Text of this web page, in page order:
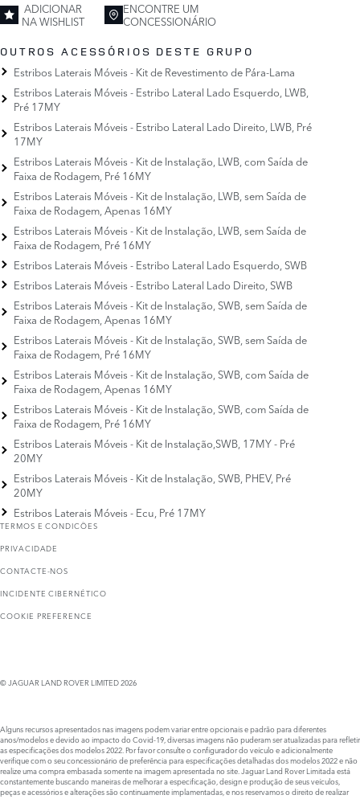
ADICIONAR
NA WISHLIST
ENCONTRE UM
CONCESSIONÁRIO
OUTROS ACESSÓRIOS DESTE GRUPO
Estribos Laterais Móveis - Kit de Revestimento de Pára-Lama
Estribos Laterais Móveis - Estribo Lateral Lado Esquerdo, LWB,
Pré 17MY
Estribos Laterais Móveis - Estribo Lateral Lado Direito, LWB, Pré
17MY
Estribos Laterais Móveis - Kit de Instalação, LWB, com Saída de
Faixa de Rodagem, Pré 16MY
Estribos Laterais Móveis - Kit de Instalação, LWB, sem Saída de
Faixa de Rodagem, Apenas 16MY
Estribos Laterais Móveis - Kit de Instalação, LWB, sem Saída de
Faixa de Rodagem, Pré 16MY
Estribos Laterais Móveis - Estribo Lateral Lado Esquerdo, SWB
Estribos Laterais Móveis - Estribo Lateral Lado Direito, SWB
Estribos Laterais Móveis - Kit de Instalação, SWB, sem Saída de
Faixa de Rodagem, Apenas 16MY
Estribos Laterais Móveis - Kit de Instalação, SWB, sem Saída de
Faixa de Rodagem, Pré 16MY
Estribos Laterais Móveis - Kit de Instalação, SWB, com Saída de
Faixa de Rodagem, Apenas 16MY
Estribos Laterais Móveis - Kit de Instalação, SWB, com Saída de
Faixa de Rodagem, Pré 16MY
Estribos Laterais Móveis - Kit de Instalação,SWB, 17MY - Pré
20MY
Estribos Laterais Móveis - Kit de Instalação, SWB, PHEV, Pré
20MY
Estribos Laterais Móveis - Ecu, Pré 17MY
TERMOS E CONDICÕES
PRIVACIDADE
CONTACTE-NOS
INCIDENTE CIBERNÉTICO
COOKIE PREFERENCE
© JAGUAR LAND ROVER LIMITED 2026
Alguns recursos apresentados nas imagens podem variar entre opcionais e padrão para diferentes
anos/modelos e devido ao impacto do Covid-19, diversas imagens não puderam ser atualizadas para refletir
as especificações dos modelos 2022. Por favor consulte o configurador do veículo e adicionalmente
verifique com o seu concessionário de preferência para especificações detalhadas dos modelos 2022 e não
realize uma compra embasada somente na imagem apresentada no site. Jaguar Land Rover Limitada está
constantemente buscando maneiras de melhorar a especificação, design e produção de seus veículos,
peças e acessórios e alterações são continuamente implamentadas, e nos reservamos o direito de realizar